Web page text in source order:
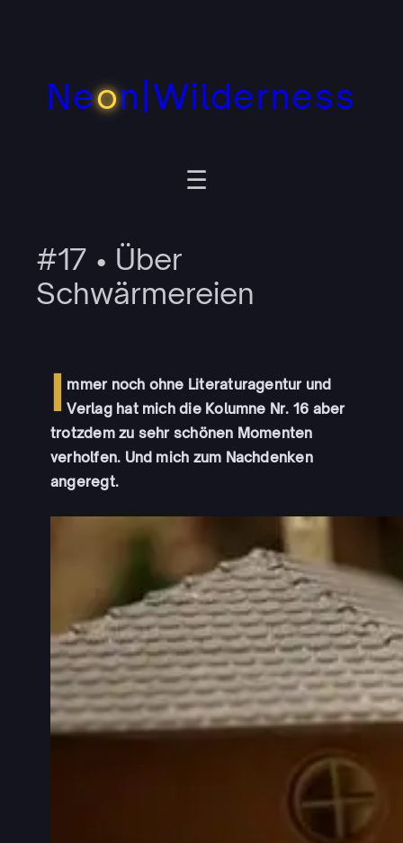
Neon|Wilderness
#17 • Über
Schwärmereien
I mmer noch ohne Literaturagentur und
Verlag hat mich die Kolumne Nr. 16 aber
trotzdem zu sehr schönen Momenten
verholfen. Und mich zum Nachdenken
angeregt.